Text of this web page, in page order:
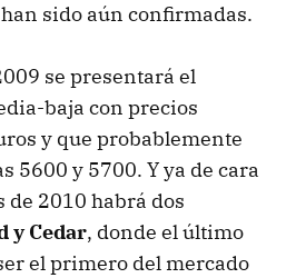
sido aún confirmadas.
se presentará el
baja con precios
y que probablemente
5600 y 5700. Y ya de cara
de 2010 habrá dos
y Cedar, donde el último
el primero del mercado